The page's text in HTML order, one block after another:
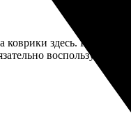
коврики здесь.
воспользуюсь